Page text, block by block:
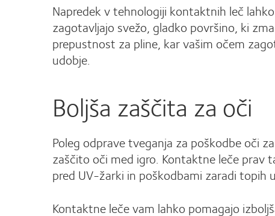
Napredek v tehnologiji kontaktnih leč
zagotavljajo svežo, gladko površino, ki
prepustnost za pline, kar vašim očem
udobje.
Boljša zaščita za oči
Poleg odprave tveganja za poškodbe oči
zaščito oči med igro. Kontaktne leče prav
pred UV-žarki in poškodbami zaradi topih
Kontaktne leče vam lahko pomagajo